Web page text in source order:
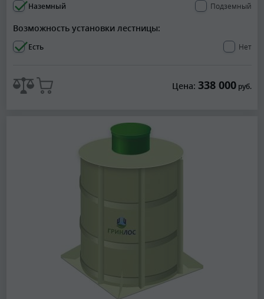
Наземный Подземный
Возможность установки лестницы:
Есть Нет
Цена: 338 000руб.